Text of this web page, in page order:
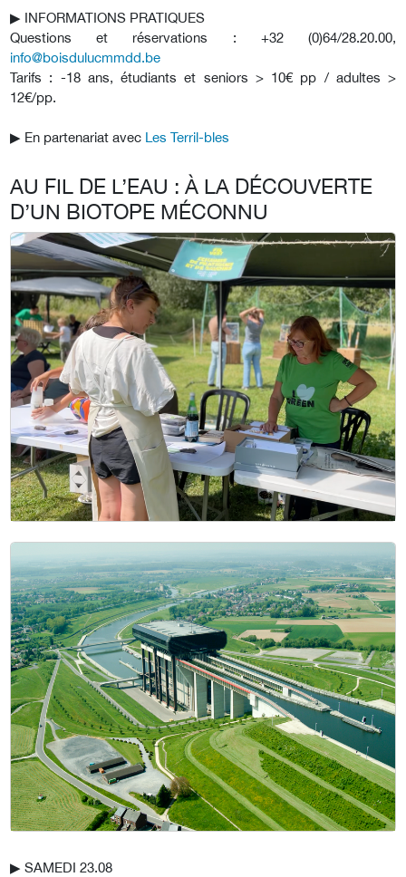
▶︎ INFORMATIONS PRATIQUES
Questions et réservations : +32 (0)64/28.20.00,
info@boisdulucmmdd.be
Tarifs : -18 ans, étudiants et seniors > 10€ pp / adultes >
12€/pp.
▶︎ En partenariat avec Les Terril-bles
AU FIL DE L’EAU : À LA DÉCOUVERTE
D’UN BIOTOPE MÉCONNU
▶︎ SAMEDI 23.08